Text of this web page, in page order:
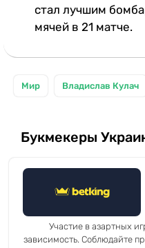
стал лучшим
мячей в 21 матче.
Мир Владислав Кулач
Букмекеры
Участие в азартных
зависимость. Соблюдайте